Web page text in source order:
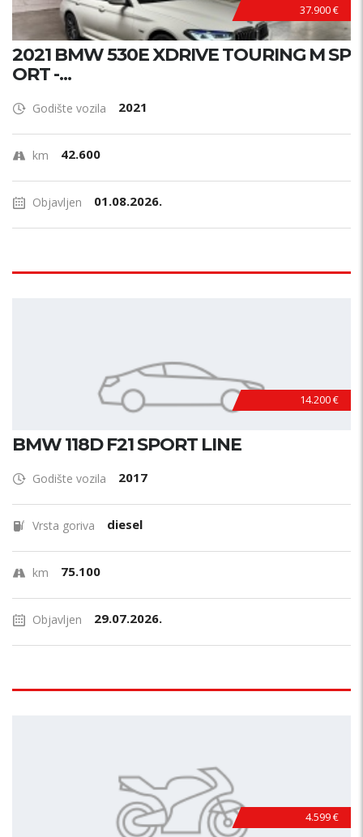
37.900 €
2021 BMW 530E XDRIVE TOURING M SP
ORT -...
Godište vozila 2021
km 42.600
Objavljen 01.08.2026.
14.200 €
BMW 118D F21 SPORT LINE
Godište vozila 2017
Vrsta goriva diesel
km 75.100
Objavljen 29.07.2026.
4.599 €